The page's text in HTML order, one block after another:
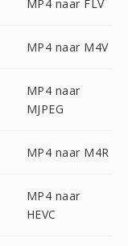
MP4 naar FLV
MP4 naar M4V
MP4 naar
MJPEG
MP4 naar M4R
MP4 naar
HEVC